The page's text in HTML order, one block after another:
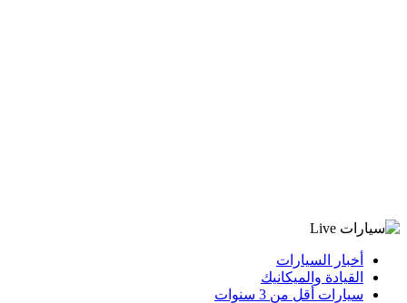
أخبار السيارات
القيادة والميكانيك
سيارات أقل من 3 سنوات